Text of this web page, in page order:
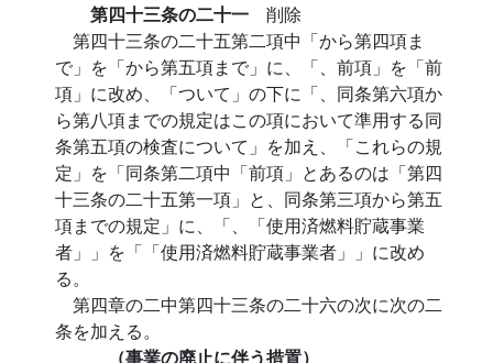
第四十三条の二十一 削除
第四十三条の二十五第二項中「から第四項ま
で」を「から第五項まで」に、「、前項」を「前
項」に改め、「ついて」の下に「、同条第六項か
ら第八項までの規定はこの項において準用する同
条第五項の検査について」を加え、「これらの規
定」を「同条第二項中「前項」とあるのは「第四
十三条の二十五第一項」と、同条第三項から第五
項までの規定」に、「、「使用済燃料貯蔵事業
者」」を「「使用済燃料貯蔵事業者」」に改め
る。
第四章の二中第四十三条の二十六の次に次の二
条を加える。
（事業の廃止に伴う措置）